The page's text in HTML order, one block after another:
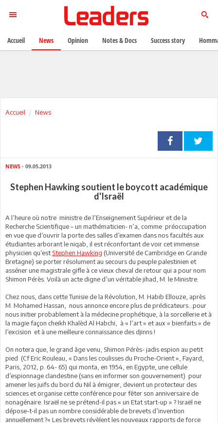
Accueil News
NEWS - 09.05.2013
Stephen Hawking soutient le boycott académique
d'Israël
A l’heure où notre ministre de l’Enseignement Supérieur et de la
Recherche Scientifique – un mathématicien- n’a, comme préoccupation
en vue que d’ouvrir la porte des salles d’examen dans nos facultés aux
étudiantes arborant le niqab, il est réconfortant de voir cet immense
physicien qu’estStephen Hawking (Université de Cambridge en Grande
Bretagne) se porter résolument au secours du peuple palestinien et
asséner une magistrale gifle à ce vieux cheval de retour qui a pour nom
Shimon Pérès. Voilà un acte digne d’un véritable jihad, M. le Ministre.
Chez nous, dans cette Tunisie de la Révolution, M. Habib Ellouze, après
M. Mohamed Hassan, nous annonce encore plus de prédicateurs…pour
nous initier probablement à la médecine prophétique, à la sorcellerie et à
la magie façon cheikh Khalèd Al Habchi, à « l’art » et aux « bienfaits » de
l’excision et à une meilleure connaissance des djinns !
On notera que, le grand âge venu, Shimon Pérès- jadis espion au petit
pied (Cf Eric Rouleau, « Dans les coulisses du Proche-Orient », Fayard,
Paris, 2012, p. 64- 65) qui monta, en 1954, en Egypte, une cellule
d’espionnage clandestine (sans en informer son gouvernement) pour
amener les juifs du bord du Nil à émigrer, devient un protecteur des
sciences et organise cette conférence pour fêter son anniversaire de
nonagénaire. Israël ne se prétend-il pas « un Etat start-up » ? Israël ne
dépose-t-il pas un nombre considérable de brevets d’invention
annuellement ?« Les brevets révèlent les nouveaux rapports de force
Accueil News Opinion Notes & Docs Success story